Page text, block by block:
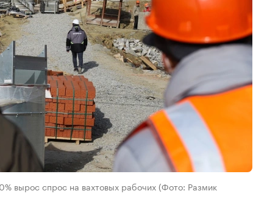
вырос спрос на вахтовых рабочих (Фото: Размик